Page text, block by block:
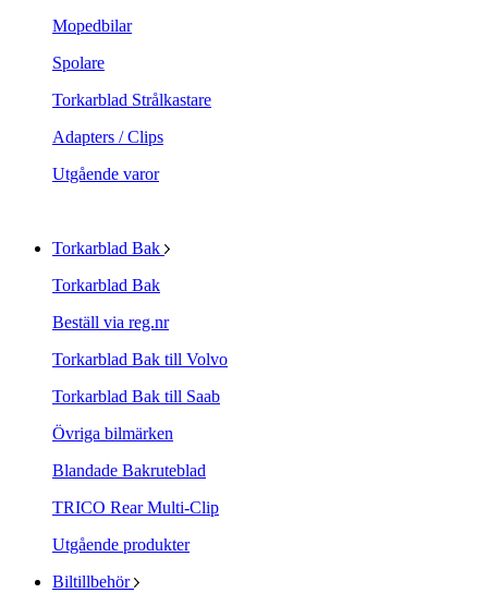
Mopedbilar
Spolare
Torkarblad Strålkastare
Adapters / Clips
Utgående varor
Torkarblad Bak
Torkarblad Bak
Beställ via reg.nr
Torkarblad Bak till Volvo
Torkarblad Bak till Saab
Övriga bilmärken
Blandade Bakruteblad
TRICO Rear Multi-Clip
Utgående produkter
Biltillbehör